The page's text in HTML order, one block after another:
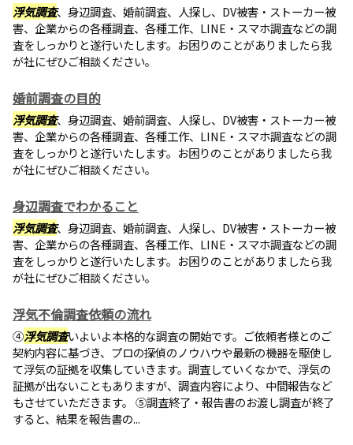
浮気調査、身辺調査、婚前調査、人探し、DV被害・ストーカー被
害、企業からの各種調査、各種工作、LINE・スマホ調査などの調
査をしっかりと遂行いたします。お困りのことがありましたら我
が社にぜひご相談ください。
婚前調査の目的
浮気調査、身辺調査、婚前調査、人探し、DV被害・ストーカー被
害、企業からの各種調査、各種工作、LINE・スマホ調査などの調
査をしっかりと遂行いたします。お困りのことがありましたら我
が社にぜひご相談ください。
身辺調査でわかること
浮気調査、身辺調査、婚前調査、人探し、DV被害・ストーカー被
害、企業からの各種調査、各種工作、LINE・スマホ調査などの調
査をしっかりと遂行いたします。お困りのことがありましたら我
が社にぜひご相談ください。
浮気不倫調査依頼の流れ
④浮気調査いよいよ本格的な調査の開始です。ご依頼者様とのご
契約内容に基づき、プロの探偵のノウハウや最新の機器を駆使し
て浮気の証拠を収集していきます。調査していくなかで、浮気の
証拠が出ないこともありますが、調査内容により、中間報告など
もさせていただきます。 ⑤調査終了・報告書のお渡し調査が終了
すると、結果を報告書の...